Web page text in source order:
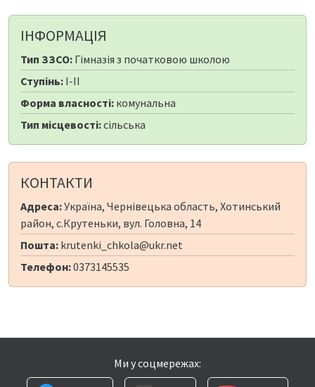
ІНФОРМАЦІЯ
Тип ЗЗСО: Гімназія з початковою школою
Ступінь: I-II
Форма власності: комунальна
Тип місцевості:сільська
КОНТАКТИ
Адреса:Україна, Чернівецька область, Хотинський
район, с.Крутеньки, вул. Головна, 14
Пошта: krutenki_chkola@ukr.net
Телефон:0373145535
Ми у соцмережах: